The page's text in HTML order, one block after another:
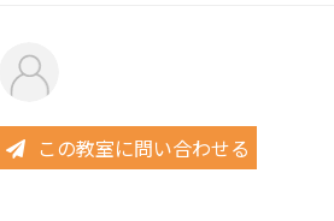
この教室に問い合わせる